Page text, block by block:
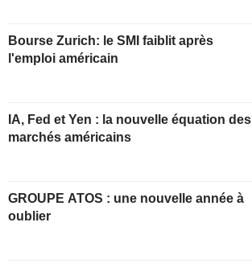
Bourse Zurich: le SMI faiblit après
l'emploi américain
IA, Fed et Yen : la nouvelle équation des
marchés américains
GROUPE ATOS : une nouvelle année à
oublier